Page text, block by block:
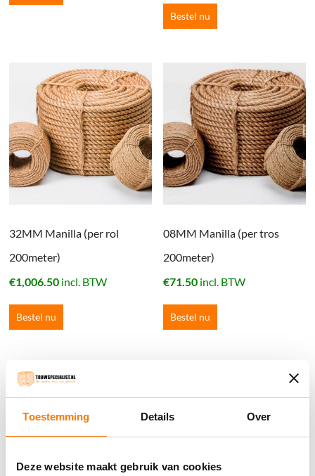
Toestemming Details Over
Deze website maakt gebruik van cookies
Bestel nu
32MM Manilla (per rol
200meter)
€1,006.50 incl. BTW
Bestel nu
08MM Manilla (per tros
200meter)
€71.50 incl. BTW
Bestel nu
Winkelwagen
Geen producten in de winkelwagen.
֍ Groot aanbod & scherpe prijzen!